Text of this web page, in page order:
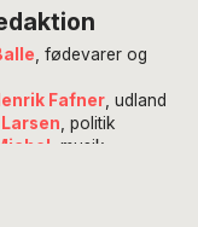
, fødevarer og
Fafner, udland
, politik
, musik